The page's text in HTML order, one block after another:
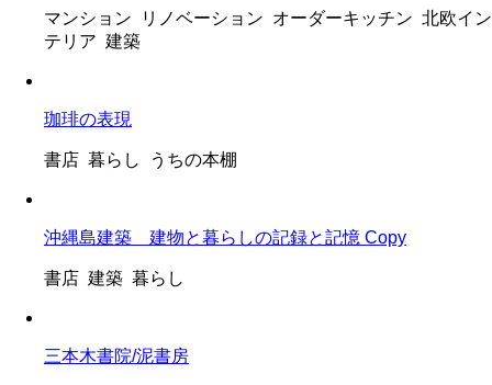
マンション リノベーション オーダーキッチン 北欧イン
テリア 建築
珈琲の表現
書店 暮らし うちの本棚
沖縄島建築 建物と暮らしの記録と記憶 Copy
書店 建築 暮らし
三本木書院/泥書房